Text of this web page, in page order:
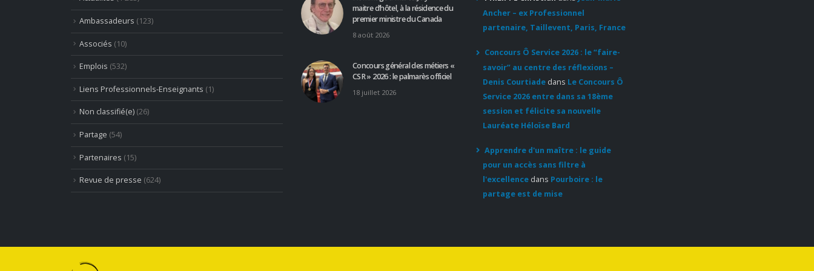
Ambassadeurs (123)
Associés (10)
Emplois (532)
Liens Professionnels-Enseignants (1)
Non classifié(e) (26)
Partage (54)
Partenaires (15)
Revue de presse (624)
maitre d’hôtel, à la résidence du
premier ministre du Canada
8 août 2026
Concours général des métiers «
CSR » 2026 : le palmarès officiel
18 juillet 2026
Ancher – ex Professionnel
partenaire, Taillevent, Paris, France
Concours Ô Service 2026 : le “faire-
savoir” au centre des réflexions –
Denis Courtiade dans Le Concours Ô
Service 2026 entre dans sa 18ème
session et félicite sa nouvelle
Lauréate Héloïse Bard
Apprendre d'un maître : le guide
pour un accès sans filtre à
l'excellence dans Pourboire : le
partage est de mise